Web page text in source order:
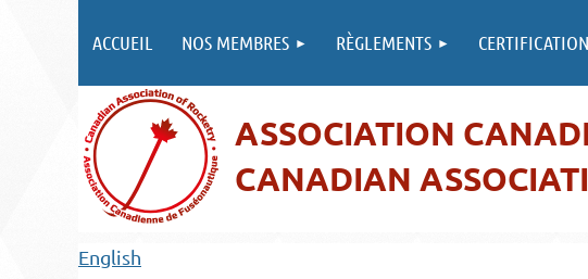
ACCUEIL NOS MEMBRES RÈGLEMENTS
ASSOCIATION
CANADIAN
English